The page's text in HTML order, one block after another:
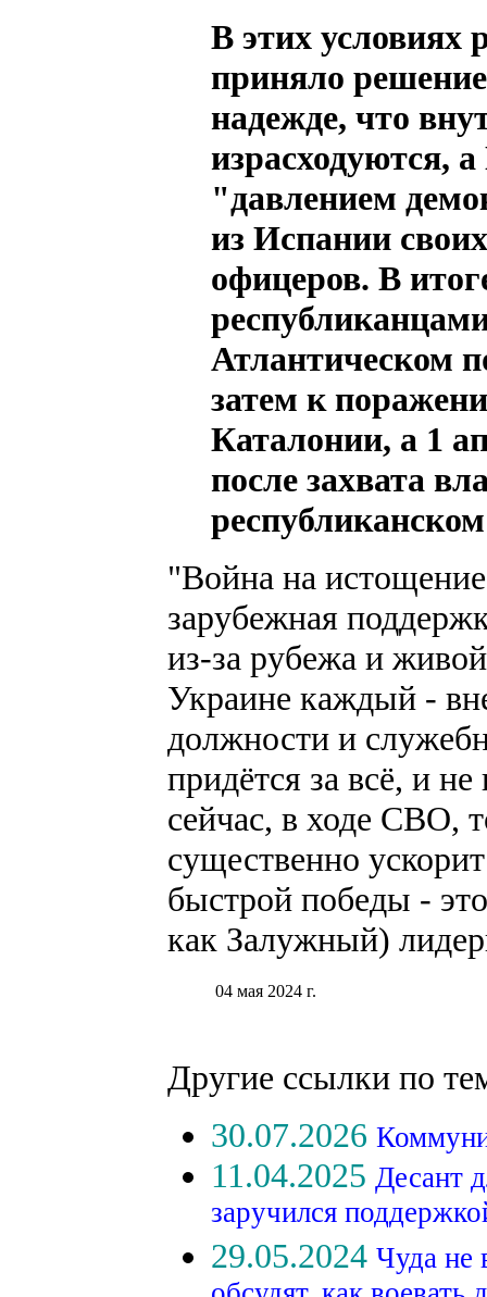
В этих условиях
приняло
надежде, что
израсходуются,
"давлением
из Испании
офицеров. В
Атлантическом
затем к
Каталонии, а 1
после захвата
"Война на
зарубежная
из-за рубежа и
Украине каждый -
должности и
придётся за всё, и
сейчас, в ходе СВО,
существенно
быстрой победы -
как Залужный)
04 мая 2024 г.
Другие ссылки по
30.07.2026
11.04.2025 Десант
заручился
29.05.2024 Чуда не